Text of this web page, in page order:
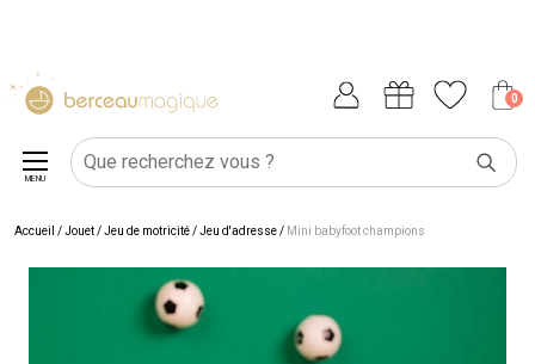
0
MENU
Accueil /Jouet/Jeu de motricité/Jeu d'adresse/ Mini babyfoot champions